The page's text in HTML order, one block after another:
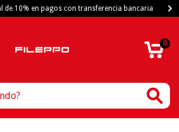
de 10% en pagos con transferencia bancaria
0